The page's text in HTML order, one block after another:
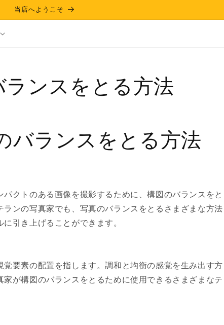
当店へようこそ
ンスをとる方法
バランスをとる方法
クトのある画像を撮影するために、構図のバランスをと
ンの写真家でも、写真のバランスをとるさまざまな方法
引き上げることができます。
要素の配置を指します。調和と均衡の感覚を生み出す方
が構図のバランスをとるために使用できるさまざまなテ